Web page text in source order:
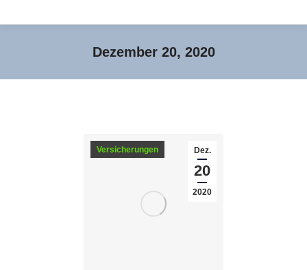
Dezember 20, 2020
Dez.
20
2020
Versicherungen